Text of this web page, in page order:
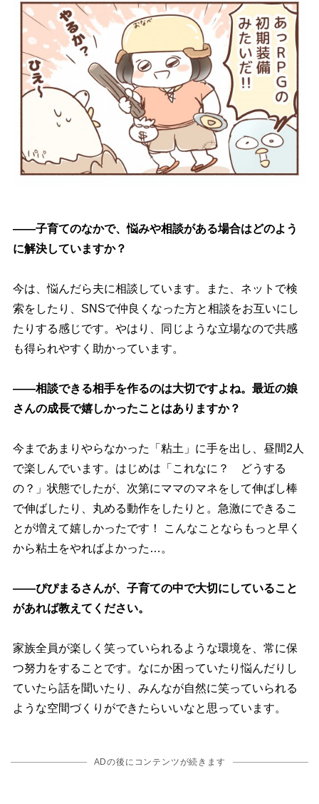
――子育てのなかで、悩みや相談がある場合はどのよう
に解決していますか？
今は、悩んだら夫に相談しています。また、ネットで検
索をしたり、SNSで仲良くなった方と相談をお互いにし
たりする感じです。やはり、同じような立場なので共感
も得られやすく助かっています。
――相談できる相手を作るのは大切ですよね。最近の娘
さんの成長で嬉しかったことはありますか？
今まであまりやらなかった「粘土」に手を出し、昼間2人
で楽しんでいます。はじめは「これなに？ どうする
の？」状態でしたが、次第にママのマネをして伸ばし棒
で伸ばしたり、丸める動作をしたりと。急激にできるこ
とが増えて嬉しかったです！ こんなことならもっと早く
から粘土をやればよかった…。
――ぴぴまるさんが、子育ての中で大切にしていること
があれば教えてください。
家族全員が楽しく笑っていられるような環境を、常に保
つ努力をすることです。なにか困っていたり悩んだりし
ていたら話を聞いたり、みんなが自然に笑っていられる
ような空間づくりができたらいいなと思っています。
ADの後にコンテンツが続きます